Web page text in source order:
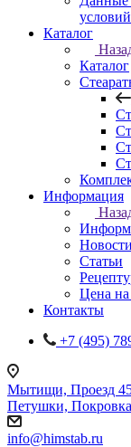
Каталог
Каталог
Информация
Новости
Статьи
Цена
Контакты
+7 (495)
Мытищи, Проезд
Петушки,
info@himstab.ru